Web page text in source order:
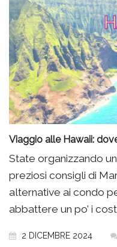
Viaggio alle Hawaii:
State organizzando
preziosi consigli di
alternative ai condo
abbattere un po’ i
2 DICEMBRE 2024